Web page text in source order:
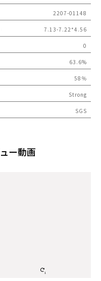
2207-01148
7.13-7.22*4.56
0
63.6%
58％
Strong
SGS
ー動画